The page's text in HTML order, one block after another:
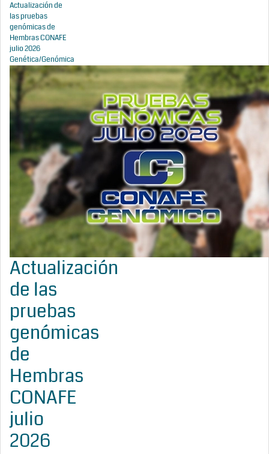
Actualización de
las pruebas
genómicas de
Hembras CONAFE
julio 2026
Genética/Genómica
Actualización
de las
pruebas
genómicas
de
Hembras
CONAFE
julio
2026